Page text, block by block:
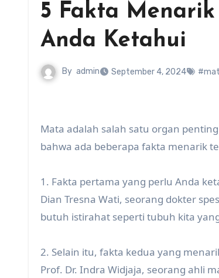
5 Fakta
Anda Ketahui
By admin September 4, 2024
Mata adalah salah satu organ
bahwa ada beberapa fakta menarik
1. Fakta pertama yang perlu Anda
Dian Tresna Wati, seorang dokter
butuh istirahat seperti tubuh kita
2. Selain itu, fakta kedua yang
Prof. Dr. Indra Widjaja, seorang ahli